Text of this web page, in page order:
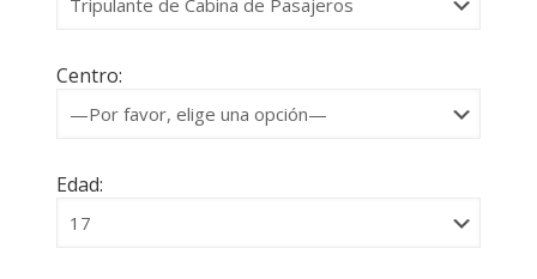
Centro:
Edad: